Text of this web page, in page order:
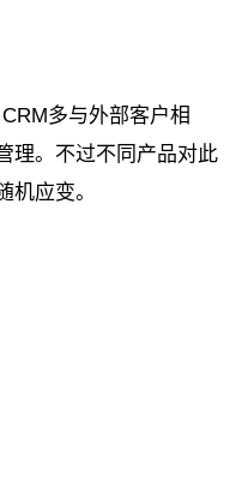
多与外部客户相
理。不过不同产品对此
机应变。